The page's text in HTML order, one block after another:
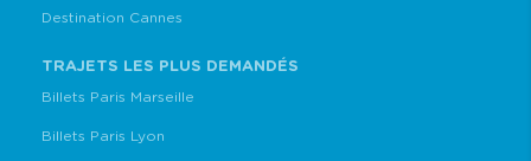
Destination Cannes
TRAJETS LES PLUS DEMANDÉS
Billets Paris Marseille
Billets Paris Lyon